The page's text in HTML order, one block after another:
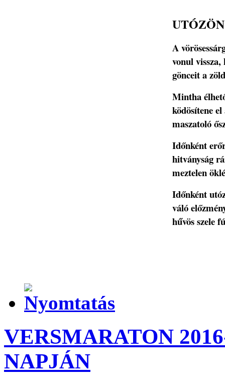
A
vonul
gönceit a
Mintha
ködösítene el
maszatoló
Időnként
hitványság
meztelen
Időnként
váló
hűvös szele
VERSMARATON
NAPJÁN